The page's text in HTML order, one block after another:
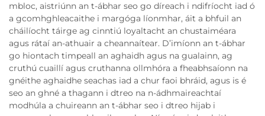
mbloc, aistriúnn an t-ábhar seo go díreach i ndifríocht iad ó
a gcomhghleacaithe i margóga líonmhar, áit a bhfuil an
cháilíocht táirge ag cinntiú loyaltacht an chustaiméara
agus rátaí an-athuair a cheannaítear. D’imíonn an t-ábhar
go hiontach timpeall an aghaidh agus na gualainn, ag
cruthú cuaillí agus cruthanna ollmhóra a fheabhsaíonn na
gnéithe aghaidhe seachas iad a chur faoi bhráid, agus is é
seo an ghné a thagann i dtreo na n-ádhmaireachtaí
modhúla a chuireann an t-ábhar seo i dtreo hijab i